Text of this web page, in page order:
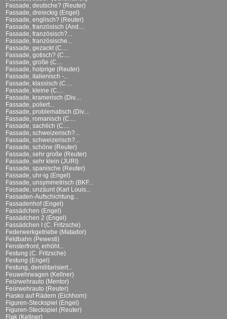
Fassade, deutsche? (Reuter)
Fassade, dreieckig (Engel)
Fassade, englisch? (Reuter)
Fassade, französisch (And....
Fassade, französisch?...
Fassade, französische...
Fassade, gezackt (C....
Fassade, gotisch? (C....
Fassade, große (C....
Fassade, holprige (Reuter)
Fassade, italienisch -...
Fassade, klassisch (C....
Fassade, kleine (C....
Fassade, kramerisch (Div....
Fassade, poliert...
Fassade, problematisch (Div....
Fassade, romanisch (C....
Fassade, sachlich (C....
Fassade, schweizerisch?...
Fassade, schweizerisch?...
Fassade, schöne (Reuter)
Fassade, sehr große (Reuter)
Fassade, sehr klein (JURI)
Fassade, spanische (Reuter)
Fassade, uhr-ig (Engel)
Fassade, unsymmetrisch (BKF...
Fassade, unzäunt (Karl Louis...
Fassaden-Aufschichtung...
Fassadenhof (Engel)
Fassädchen (Engel)
Fassädchen 2 (Engel)
Fassädchen I (C. Fritzsche)
Federwerkgetriebe (Matador)
Feldbahn (Pewesti)
Fensterfront, erhöht...
Festung (C. Fritzsche)
Festung (Engel)
Festung, demilitarisiert...
Feuwehrwagen (Kellner)
Feürwehrauto (Mentor)
Feürwehrauto (Reuter)
Fiasko auf Rädern (Eichhorn)
Figuren-Steckspiel (Engel)
Figuren-Steckspiel (Reuter)
Flak (Kellner)